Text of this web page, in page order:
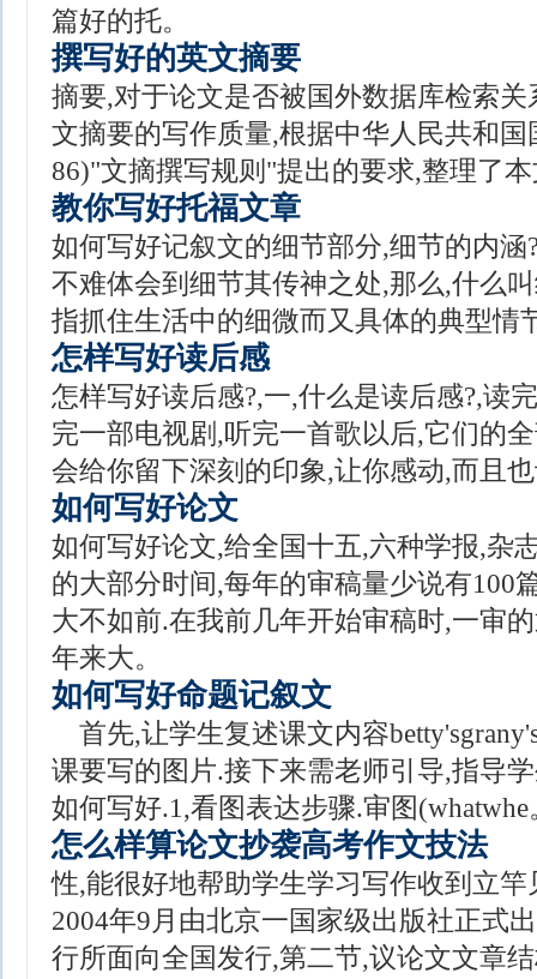
篇好的托。
撰写好的英文摘要
摘要,对于论文是否被国外数据库检索
文摘要的写作质量,根据中华人民共和国
86)"文摘撰写规则"提出的要求,整理了
教你写好托福文章
如何写好记叙文的细节部分,细节的内涵
不难体会到细节其传神之处,那么,什么
指抓住生活中的细微而又具体的典型情
怎样写好读后感
怎样写好读后感?,一,什么是读后感?,读
完一部电视剧,听完一首歌以后,它们的
会给你留下深刻的印象,让你感动,而且
如何写好论文
如何写好论文,给全国十五,六种学报,杂
的大部分时间,每年的审稿量少说有100
大不如前.在我前几年开始审稿时,一审
年来大。
如何写好命题记叙文
首先,让学生复述课文内容
课要写的图片.接下来需老师引导,指导
如何写好.1,看图表达步骤.审图(whatwhe
怎么样算论文抄袭高考作文技法
性,能很好地帮助学生学习写作收到立
2004年9月由北京一国家级出版社正式
行所面向全国发行,第二节,议论文文章